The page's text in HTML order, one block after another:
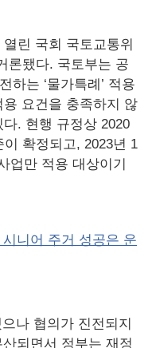
린 국회 국토교통위
론됐다. 국토부는 공
하는 ‘물가특례’ 적용
요건을 충족하지 않
. 현행 규정상 2020
확정되고, 2023년 1
업만 적용 대상이기
니어 주거 성공은 운
나 협의가 진전되지
되면서 정부는 재정